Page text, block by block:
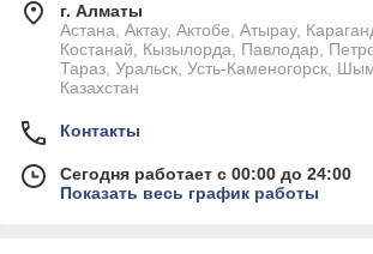
г. Алматы
Астана, Актау, Актобе, Атырау,
Костанай, Кызылорда, Павлодар,
Тараз, Уральск, Усть-Каменогорск,
Казахстан
Контакты
Сегодня работает с 00:00 до 24:00
Показать весь график работы